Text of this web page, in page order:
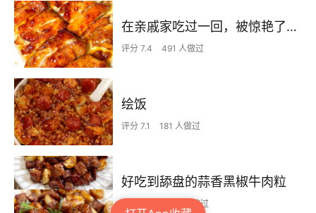
在亲戚家吃过一回，被惊艳了…
评分 7.4 491 人做过
绘饭
评分 7.1 181 人做过
好吃到舔盘的蒜香黑椒牛肉粒
1630 人做过